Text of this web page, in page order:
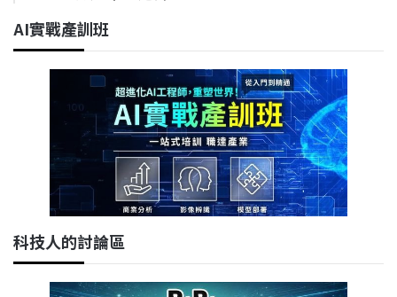
AI實戰產訓班
科技人的討論區